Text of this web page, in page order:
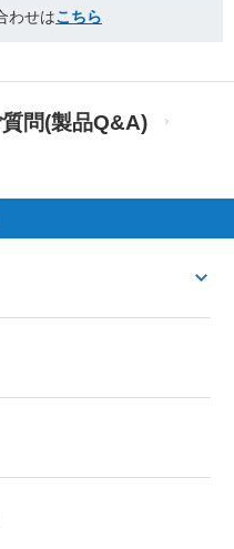
わせはこちら
問(製品Q&A)